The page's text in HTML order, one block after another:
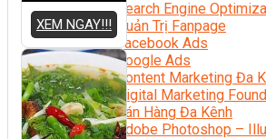
Search Engine
Quản Trị Fanpage
Facebook Ads
Google Ads
Content Marketing Đa
Digital Marketing
Bán Hàng Đa Kênh
Adobe Photoshop –
XEM NGAY!!!